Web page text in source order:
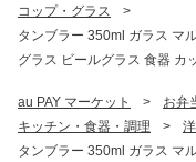
コップ・グラス
>
タンブラー 350ml ガラス マ
グラス ビールグラス 食器 カ
au PAY マーケット > お弁
キッチン・食器・調理
>
タンブラー 350ml ガラス マ